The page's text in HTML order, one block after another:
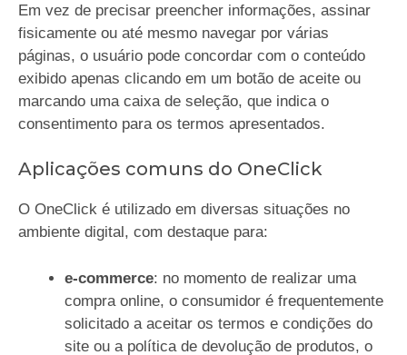
Em vez de precisar preencher informações, assinar
fisicamente ou até mesmo navegar por várias
páginas, o usuário pode concordar com o conteúdo
exibido apenas clicando em um botão de aceite ou
marcando uma caixa de seleção, que indica o
consentimento para os termos apresentados.
Aplicações comuns do OneClick
O OneClick é utilizado em diversas situações no
ambiente digital, com destaque para:
e-commerce: no momento de realizar uma
compra online, o consumidor é frequentemente
solicitado a aceitar os termos e condições do
site ou a política de devolução de produtos, o